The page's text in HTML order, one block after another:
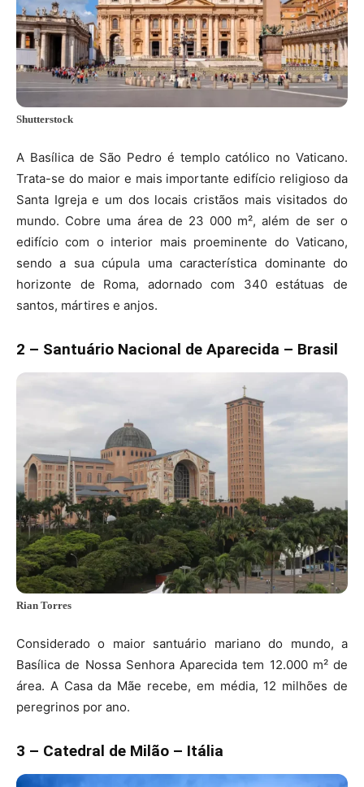
Shutterstock
A Basílica de São Pedro é templo católico no Vaticano.
Trata-se do maior e mais importante edifício religioso da
Santa Igreja e um dos locais cristãos mais visitados do
mundo. Cobre uma área de 23 000 m², além de ser o
edifício com o interior mais proeminente do Vaticano,
sendo a sua cúpula uma característica dominante do
horizonte de Roma, adornado com 340 estátuas de
santos, mártires e anjos.
2 – Santuário Nacional de Aparecida – Brasil
Rian Torres
Considerado o maior santuário mariano do mundo, a
Basílica de Nossa Senhora Aparecida tem 12.000 m² de
área. A Casa da Mãe recebe, em média, 12 milhões de
peregrinos por ano.
3 – Catedral de Milão – Itália